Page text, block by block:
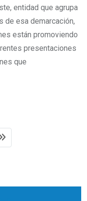
entidad que agrupa
de esa demarcación,
están promoviendo
presentaciones
que